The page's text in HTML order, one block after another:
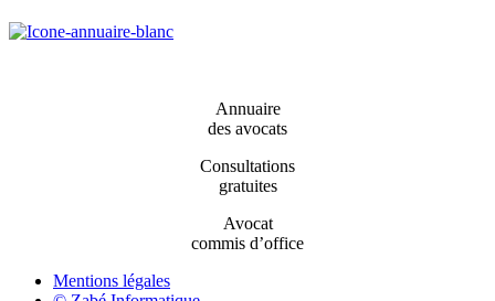
Annuaire
des avocats
Consultations
gratuites
Avocat
commis d’office
Mentions légales